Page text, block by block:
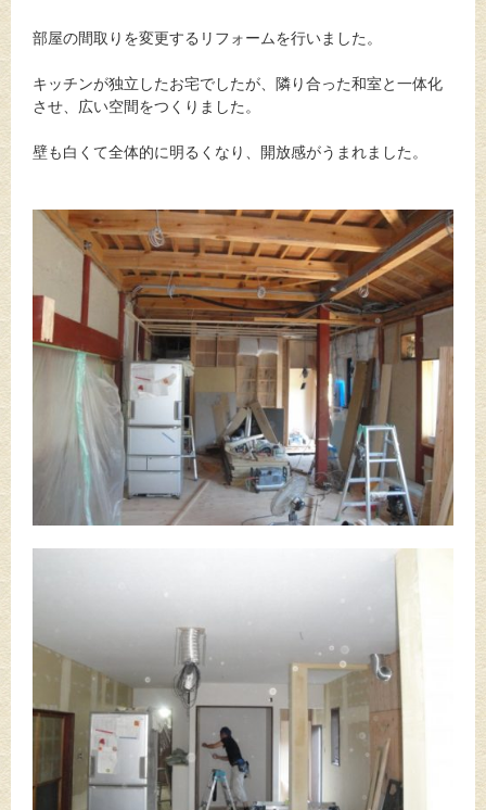
部屋の間取りを変更するリフォームを行いました。
キッチンが独立したお宅でしたが、隣り合った和室と一体化
させ、広い空間をつくりました。
壁も白くて全体的に明るくなり、開放感がうまれました。